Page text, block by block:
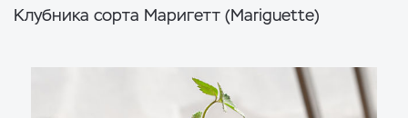
Клубника сорта Маригетт (Mariguette)